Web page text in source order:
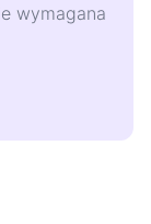
wymagana